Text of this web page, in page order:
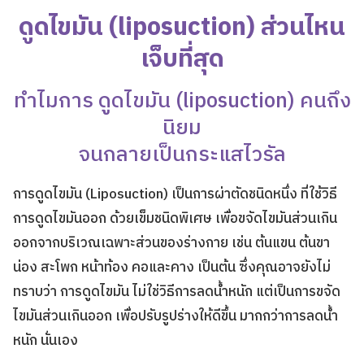
ดูดไขมัน(liposuction) ส่วนไหน
เจ็บที่สุด
ทำไมการดูดไขมัน (liposuction) คนถึง
นิยม
จนกลายเป็นกระแสไวรัล
การดูดไขมัน(Liposuction) เป็นการผ่าตัดชนิดหนึ่ง ที่ใช้วิธี
การดูดไขมันออก ด้วยเข็มชนิดพิเศษ เพื่อขจัดไขมันส่วนเกิน
ออกจากบริเวณเฉพาะส่วนของร่างกาย เช่น ต้นแขน ต้นขา
น่อง สะโพก หน้าท้อง คอและคาง เป็นต้น ซึ่งคุณอาจยังไม่
ทราบว่า การดูดไขมัน ไม่ใช่วิธีการลดน้ำหนัก แต่เป็นการขจัด
ไขมันส่วนเกินออก เพื่อปรับรูปร่างให้ดีขึ้น มากกว่าการลดน้ำ
หนัก นั่นเอง